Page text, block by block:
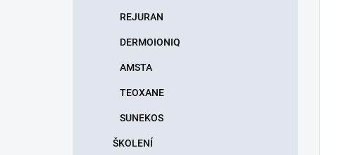
REJURAN
DERMOIONIQ
AMSTA
TEOXANE
SUNEKOS
ŠKOLENÍ